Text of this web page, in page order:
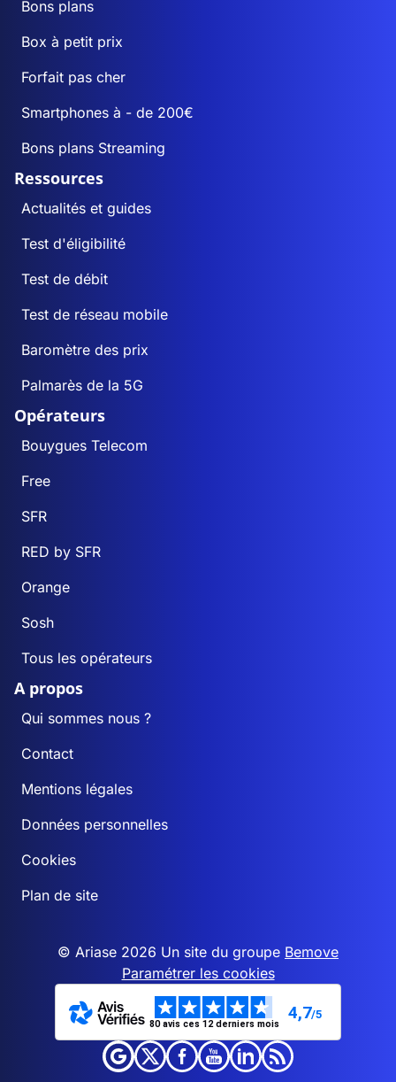
Bons plans
Box à petit prix
Forfait pas cher
Smartphones à - de 200€
Bons plans Streaming
Ressources
Actualités et guides
Test d'éligibilité
Test de débit
Test de réseau mobile
Baromètre des prix
Palmarès de la 5G
Opérateurs
Bouygues Telecom
Free
SFR
RED by SFR
Orange
Sosh
Tous les opérateurs
A propos
Qui sommes nous ?
Contact
Mentions légales
Données personnelles
Cookies
Plan de site
© Ariase 2026 Un site du groupe Bemove
Paramétrer les cookies
80 avis ces 12 derniers mois
4,7/5